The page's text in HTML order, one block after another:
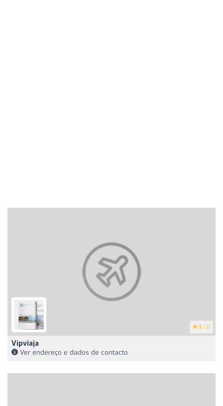
5 (3)
Vipviaja
Ver endereço e dados de contacto